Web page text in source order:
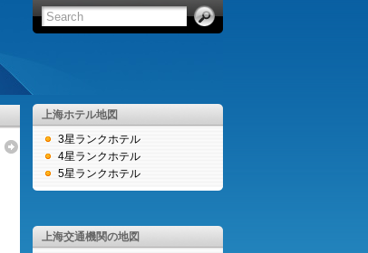
上海ホテル地図
3星ランクホテル
4星ランクホテル
5星ランクホテル
上海交通機関の地図